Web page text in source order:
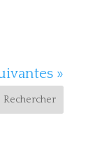
»
Rechercher